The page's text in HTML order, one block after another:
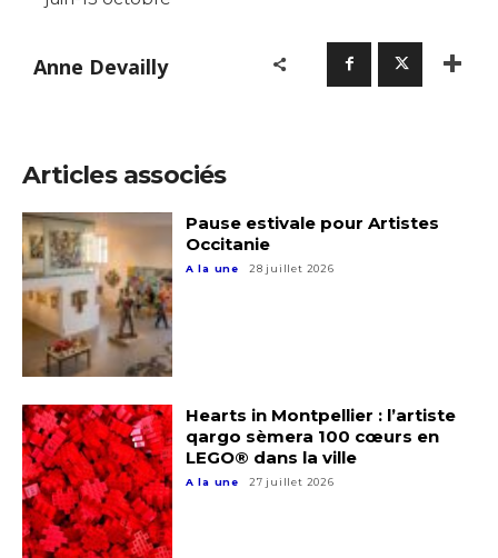
Adresse email*
Nom
Anne Devailly
Articles associés
Pause estivale pour Artistes
Occitanie
A la une 28 juillet 2026
Hearts in Montpellier : l’artiste
qargo sèmera 100 cœurs en
LEGO® dans la ville
A la une 27 juillet 2026